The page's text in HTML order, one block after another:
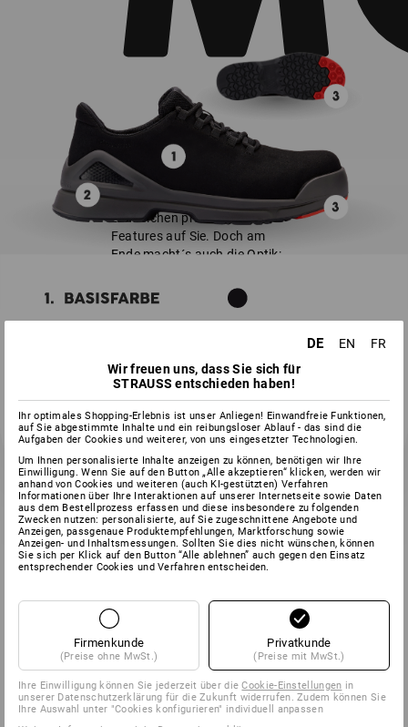
Der S1 Sicherheitshalbschuhe
e.s. Zembra CI wartet mit
zahlreichen praktischen
Features auf Sie. Doch am
Ende macht´s auch die Optik:
persönliche Farbkombination.
DE EN
FR
Wir freuen uns, dass Sie sich für
STRAUSS entschieden haben!
Ihr optimales Shopping-Erlebnis ist unser Anliegen! Einwandfreie Funktionen,
auf Sie abgestimmte Inhalte und ein reibungsloser Ablauf - das sind die
Aufgaben der Cookies und weiterer, von uns eingesetzter Technologien.
Um Ihnen personalisierte Inhalte anzeigen zu können, benötigen wir Ihre
Einwilligung. Wenn Sie auf den Button „Alle akzeptieren“ klicken, werden wir
anhand von Cookies und weiteren (auch KI-gestützten) Verfahren
Informationen über Ihre Interaktionen auf unserer Internetseite sowie Daten
aus dem Bestellprozess erfassen und diese insbesondere zu folgenden
Zwecken nutzen: personalisierte, auf Sie zugeschnittene Angebote und
Anzeigen, passgenaue Produktempfehlungen, Marktforschung sowie
Anzeigen- und Inhaltsmessungen. Sollten Sie dies nicht wünschen, können
Sie sich per Klick auf den Button “Alle ablehnen” auch gegen den Einsatz
entsprechender Cookies und Verfahren entscheiden.
Firmenkunde
(Preise ohne MwSt.)
Privatkunde
(Preise mit MwSt.)
Ihre Einwilligung können Sie jederzeit über dieCookie-Einstellungen in
unserer Datenschutzerklärung für die Zukunft widerrufen. Zudem können Sie
Ihre Auswahl unter "Cookies konfigurieren" individuell anpassen